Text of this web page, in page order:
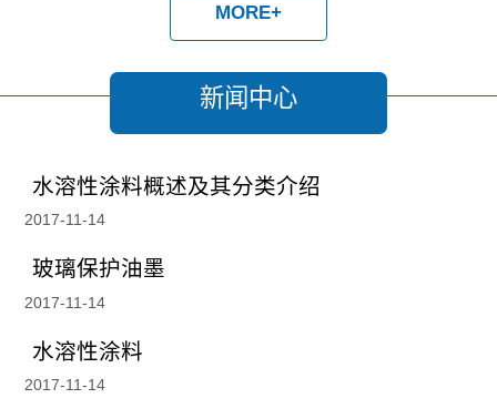
MORE+
新闻中心
水溶性涂料概述及其分类介绍
2017-11-14
玻璃保护油墨
2017-11-14
水溶性涂料
2017-11-14